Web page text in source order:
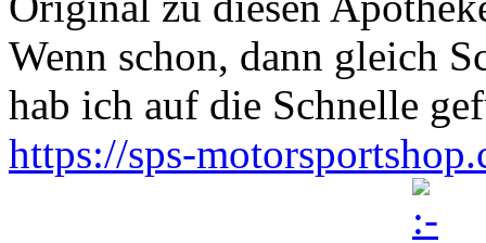
Wenn schon, dann gleich
hab ich auf die Schnelle
https://sps-